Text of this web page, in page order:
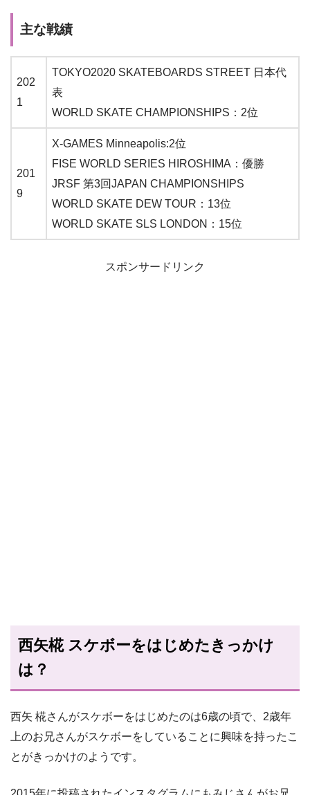
主な戦績
202
1
TOKYO2020 SKATEBOARDS STREET 日本代
表
WORLD SKATE CHAMPIONSHIPS：2位
201
9
X-GAMES Minneapolis:2位
FISE WORLD SERIES HIROSHIMA：優勝
JRSF 第3回JAPAN CHAMPIONSHIPS
WORLD SKATE DEW TOUR：13位
WORLD SKATE SLS LONDON：15位
スポンサードリンク
西矢椛 スケボーをはじめたきっかけ
は？
西矢 椛さんがスケボーをはじめたのは6歳の頃で、2歳年
上のお兄さんがスケボーをしていることに興味を持ったこ
とがきっかけのようです。